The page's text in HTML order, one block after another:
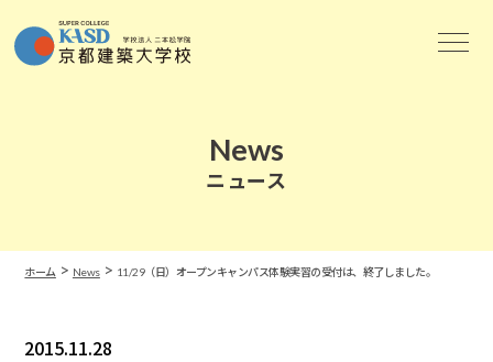
News
ニュース
ホーム > News> 11/29（日）オープンキャンパス体験実習の受付は、終了しました。
2015.11.28